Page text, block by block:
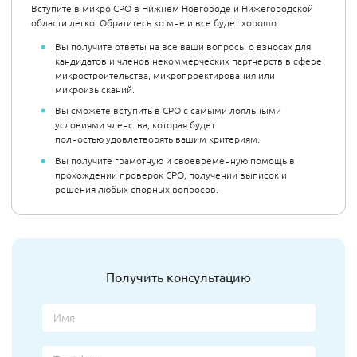
Вступите в микро СРО в Нижнем Новгороде и Нижегородской
области легко. Обратитесь ко мне и все будет хорошо:
Вы получите ответы на все ваши вопросы о взносах для
кандидатов и членов некоммерческих партнерств в сфере
микростроительства, микропроектирования или
микроизысканий.
Вы сможете вступить в СРО с самыми лояльными
условиями членства, которая будет
полностью удовлетворять вашим критериям.
Вы получите грамотную и своевременную помощь в
прохождении проверок СРО, получении выписок и
решения любых спорных вопросов.
Получить консультацию